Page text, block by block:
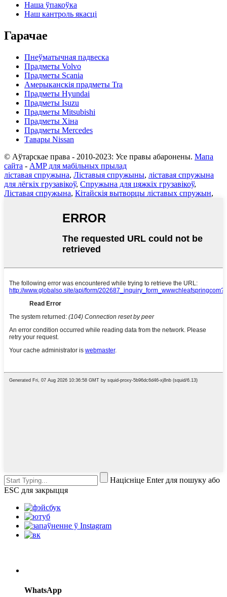
Наша ўпакоўка
Наш кантроль якасці
Гарачае
Пнеўматычная падвеска
Прадметы Volvo
Прадметы Scania
Амерыканскія прадметы Tra
Прадметы Hyundai
Прадметы Isuzu
Прадметы Mitsubishi
Прадметы Хіна
Прадметы Mercedes
Тавары Nissan
© Аўтарскае права - 2010-2023: Усе правы абаронены. Мапа
сайта - AMP для мабільных прылад
ліставая спружына, Ліставыя спружыны, ліставая спружына
для лёгкіх грузавікоў, Спружына для цяжкіх грузавікоў,
Ліставая спружына, Кітайскія вытворцы ліставых спружын,
Націсніце Enter для пошуку або
ESC для закрыцця
WhatsApp